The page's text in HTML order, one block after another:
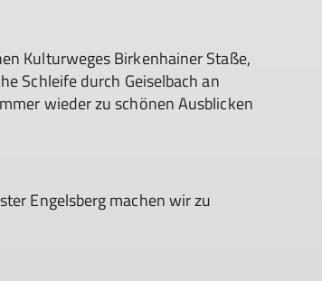
Kulturweges Birkenhainer Staße,
Schleife durch Geiselbach an
wieder zu schönen Ausblicken
Engelsberg machen wir zu